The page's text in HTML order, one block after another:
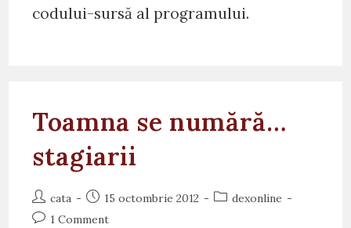
codului-sursă al programului.
Toamna se numără…
stagiarii
Post
author:
cata
Post
published:
15 octombrie 2012
Postdexonline
Post1 Comment